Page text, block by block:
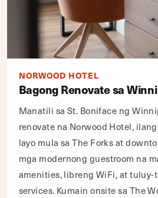
NORWOOD HOTEL
Bagong Renovate sa
Manatili sa St. Boniface ng
renovate na Norwood Hotel,
layo mula sa The Forks at
mga modernong guestroom na
amenities, libreng WiFi, at
services. Kumain onsite sa The